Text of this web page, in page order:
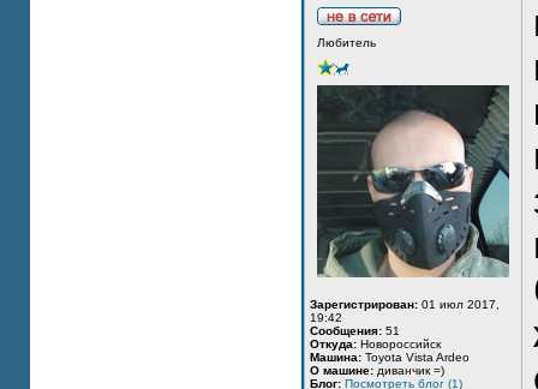
Любитель
Зарегистрирован: 01 июл 2017,
19:42
Сообщения: 51
Откуда: Новороссийск
Машина: Toyota Vista Ardeo
О машине: диванчик =)
Блог: Посмотреть блог (1)